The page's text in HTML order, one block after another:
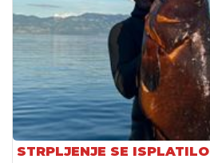
STRPLJENJE SE ISPLATILO